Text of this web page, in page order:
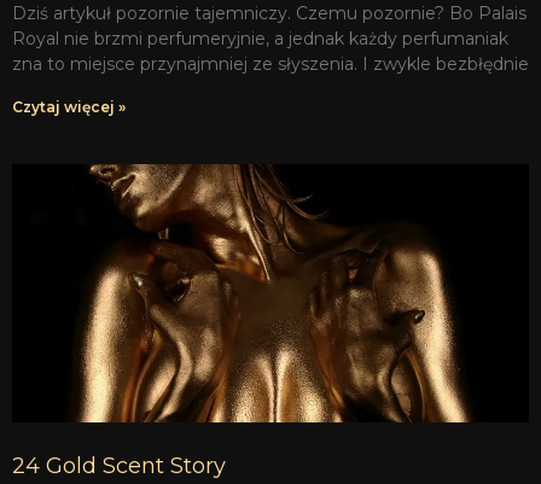
Dziś artykuł pozornie tajemniczy. Czemu pozornie? Bo Palais
Royal nie brzmi perfumeryjnie, a jednak każdy perfumaniak
zna to miejsce przynajmniej ze słyszenia. I zwykle bezbłędnie
Czytaj więcej »
24 Gold Scent Story